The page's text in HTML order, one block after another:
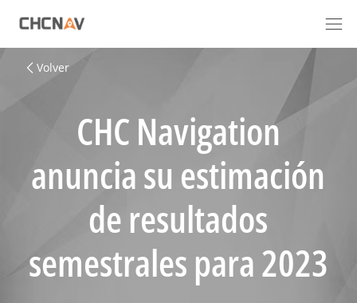
Volver
CHC Navigation
anuncia su estimación
de resultados
semestrales para 2023